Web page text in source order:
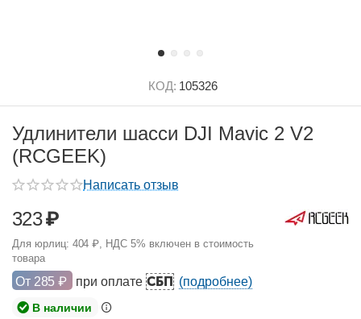
КОД: 105326
Удлинители шасси DJI Mavic 2 V2
(RCGEEK)
Написать отзыв
323₽
Для юрлиц: 404 ₽, НДС 5% включен в стоимость
товара
От 285 ₽ при оплатеСБП (подробнее)
В наличии